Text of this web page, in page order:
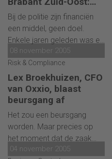
uit promotieonderzoek van
de Belgische psycholoog
Jeroen Stouten.
‘Prestatiegericht
werken zorgde voor
een schokgolf’
Bij de politie zijn financiën
een middel, geen doel.
Enkele jaren geleden was er
nog sprake van een
inputgeoriënteerde
organisatie: de 25
politiekorpsen ontvingen
aan het begin van het jaar
hun financiële middelen van
het ministerie van
Binnenlandse Zaken en
deden daar min of meer 'hun
ding mee'.
08 november 2005
Risk & Compliance
Lex Broekhuizen, CFO
van Oxxio, blaast
beursgang af
Het zou een beursgang
worden. Maar precies op
het moment dat de zaak
opportuun werd, kwam de
04 november 2005